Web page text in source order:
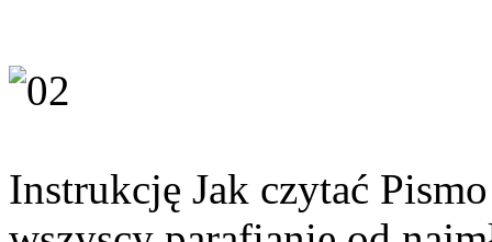
Instrukcję Jak czytać